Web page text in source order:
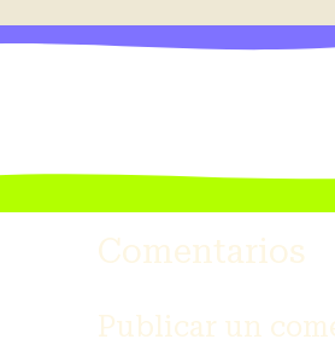
Comentarios
Publicar un